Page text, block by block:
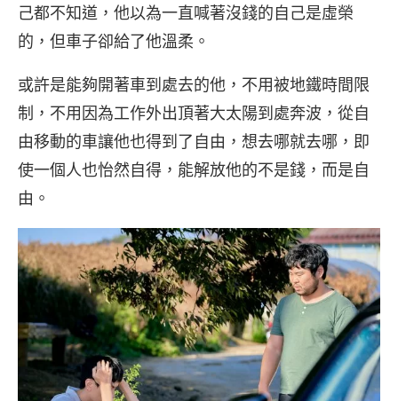
己都不知道，他以為一直喊著沒錢的自己是虛榮
的，但車子卻給了他溫柔。
或許是能夠開著車到處去的他，不用被地鐵時間限
制，不用因為工作外出頂著大太陽到處奔波，從自
由移動的車讓他也得到了自由，想去哪就去哪，即
使一個人也怡然自得，能解放他的不是錢，而是自
由。